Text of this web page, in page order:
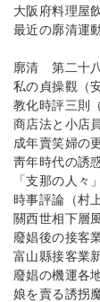
大阪府料理屋
最近の廓清運
廓清 第二十
私の貞操觀（
教化時評三則
商店法と小店
成年賣笑婦の
靑年時代の誘
「支那の人々
時事評論（村
關西世相下層
廢娼後の接客
富山縣接客業
廢娼の機運各
娘を賣る誘拐